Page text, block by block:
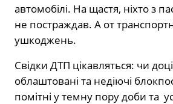
автомобілі. На щастя, ніхто з
не постраждав. А от
ушкоджень.
Свідки ДТП цікавляться: чи
облаштовані та недіючі
помітні у темну пору доби та